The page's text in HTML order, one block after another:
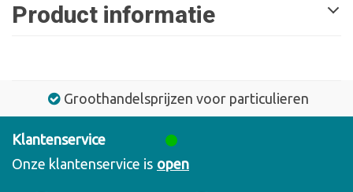
Product informatie
Groothandelsprijzen voor particulieren
Klantenservice
Onze klantenservice is open